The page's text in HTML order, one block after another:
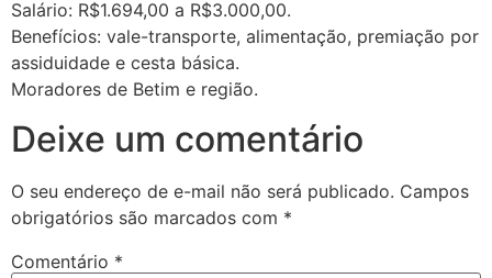
Salário: R$1.694,00 a R$3.000,00.
Benefícios: vale-transporte, alimentação, premiação por
assiduidade e cesta básica.
Moradores de Betim e região.
Deixe um comentário
O seu endereço de e-mail não será publicado. Campos
obrigatórios são marcados com *
Comentário *